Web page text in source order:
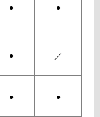
● ●
● ／
● ●